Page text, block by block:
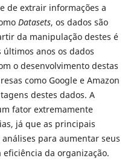
de extrair informações a
Datasets, os dados são
da manipulação destes é
anos os dados
o desenvolvimento destas
como Google e Amazon
destes dados. A
fator extremamente
já que as principais
para aumentar seus
da organização.